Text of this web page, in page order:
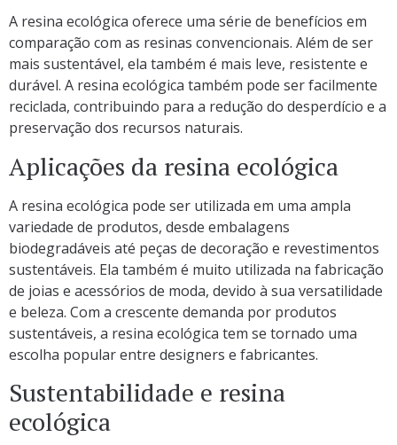
A resina ecológica oferece uma série de benefícios em
comparação com as resinas convencionais. Além de ser
mais sustentável, ela também é mais leve, resistente e
durável. A resina ecológica também pode ser facilmente
reciclada, contribuindo para a redução do desperdício e a
preservação dos recursos naturais.
Aplicações da resina ecológica
A resina ecológica pode ser utilizada em uma ampla
variedade de produtos, desde embalagens
biodegradáveis até peças de decoração e revestimentos
sustentáveis. Ela também é muito utilizada na fabricação
de joias e acessórios de moda, devido à sua versatilidade
e beleza. Com a crescente demanda por produtos
sustentáveis, a resina ecológica tem se tornado uma
escolha popular entre designers e fabricantes.
Sustentabilidade e resina
ecológica